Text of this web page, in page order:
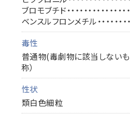
ブロモブチド・・・・・・・・・・・・・
ベンスルフロンメチル・・・・・・
毒性
普通物(毒劇物に該当しない
称）
性状
類白色細粒